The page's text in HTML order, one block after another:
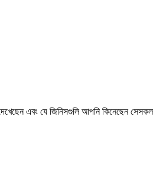
এবং যে জিনিসগুলি আপনি কিনেছেন